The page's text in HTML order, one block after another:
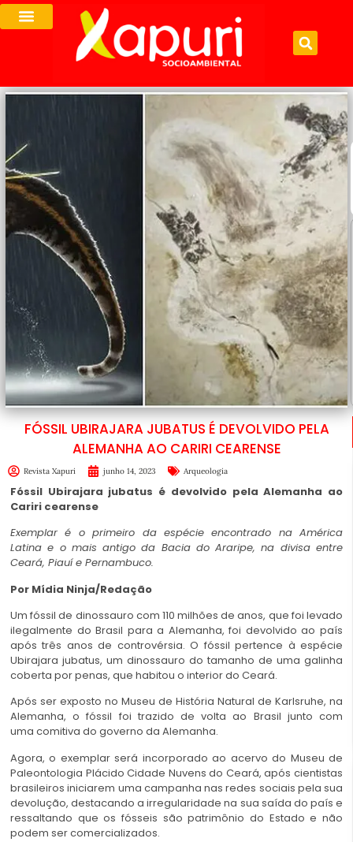
FÓSSIL UBIRAJARA JUBATUS É DEVOLVIDO PELA
ALEMANHA AO CARIRI CEARENSE
Revista Xapuri junho 14, 2023 Arqueologia
Fóssil Ubirajara jubatus é devolvido pela Alemanha ao
Cariri cearense
Exemplar é o primeiro da espécie encontrado na América
Latina e o mais antigo da Bacia do Araripe, na divisa entre
Ceará, Piauí e Pernambuco.
Por Mídia Ninja/Redação
Um fóssil de dinossauro com 110 milhões de anos, que foi levado
ilegalmente do Brasil para a Alemanha, foi devolvido ao país
após três anos de controvérsia. O fóssil pertence à espécie
Ubirajara jubatus, um dinossauro do tamanho de uma galinha
coberta por penas, que habitou o interior do Ceará.
Após ser exposto no Museu de História Natural de Karlsruhe, na
Alemanha, o fóssil foi trazido de volta ao Brasil junto com
uma comitiva do governo da Alemanha.
Agora, o exemplar será incorporado ao acervo do Museu de
Paleontologia Plácido Cidade Nuvens do Ceará, após cientistas
brasileiros iniciarem uma campanha nas redes sociais pela sua
devolução, destacando a irregularidade na sua saída do país e
ressaltando que os fósseis são patrimônio do Estado e não
podem ser comercializados.